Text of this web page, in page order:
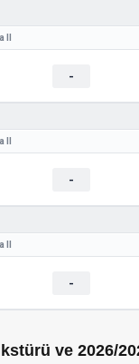
II
-
II
-
II
-
ve 2026/